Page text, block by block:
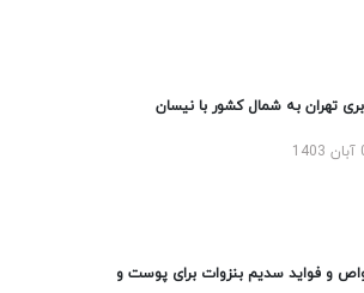
تهران به شمال کشور با نیسان
و فواید سدیم بنزوات برای پوست و